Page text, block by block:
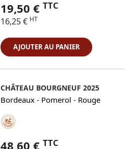
19,50 € TTC
16,25 € HT
AJOUTER AU PANIER
CHÂTEAU BOURGNEUF 2025
Bordeaux - Pomerol - Rouge
48,60 € TTC